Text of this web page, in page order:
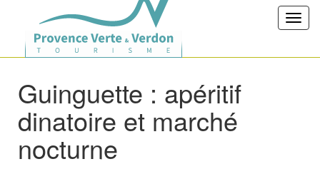
Guinguette : apéritif
dinatoire et marché
nocturne